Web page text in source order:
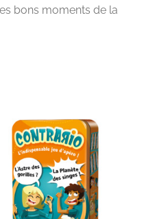
bons moments de la